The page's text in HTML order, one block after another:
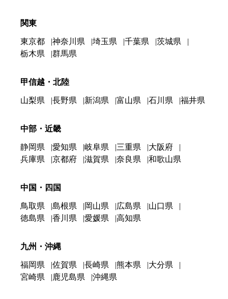
関東
東京都 神奈川県 埼玉県 千葉県
茨城県
栃木県
群馬県
甲信越・北陸
山梨県 長野県 新潟県 富山県 石川県 福井県
中部・近畿
静岡県 愛知県 岐阜県 三重県
大阪府
兵庫県
京都府 滋賀県 奈良県 和歌山県
中国・四国
鳥取県 島根県 岡山県 広島県
山口県
徳島県
香川県 愛媛県 高知県
九州・沖縄
福岡県 佐賀県 長崎県 熊本県
大分県
宮崎県
鹿児島県 沖縄県